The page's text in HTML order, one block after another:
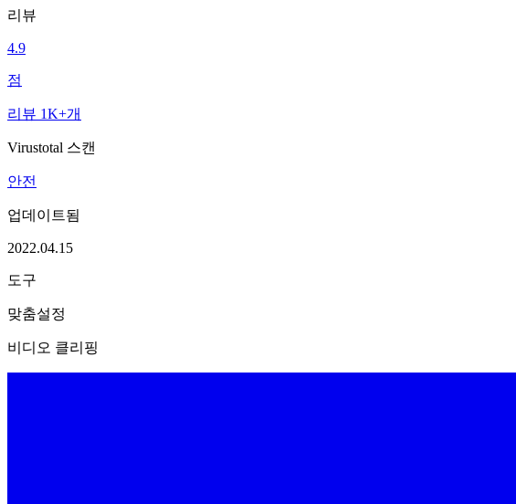
리뷰
4.9
점
리뷰 1K+개
Virustotal 스캔
안전
업데이트됨
2022.04.15
도구
맞춤설정
비디오 클리핑